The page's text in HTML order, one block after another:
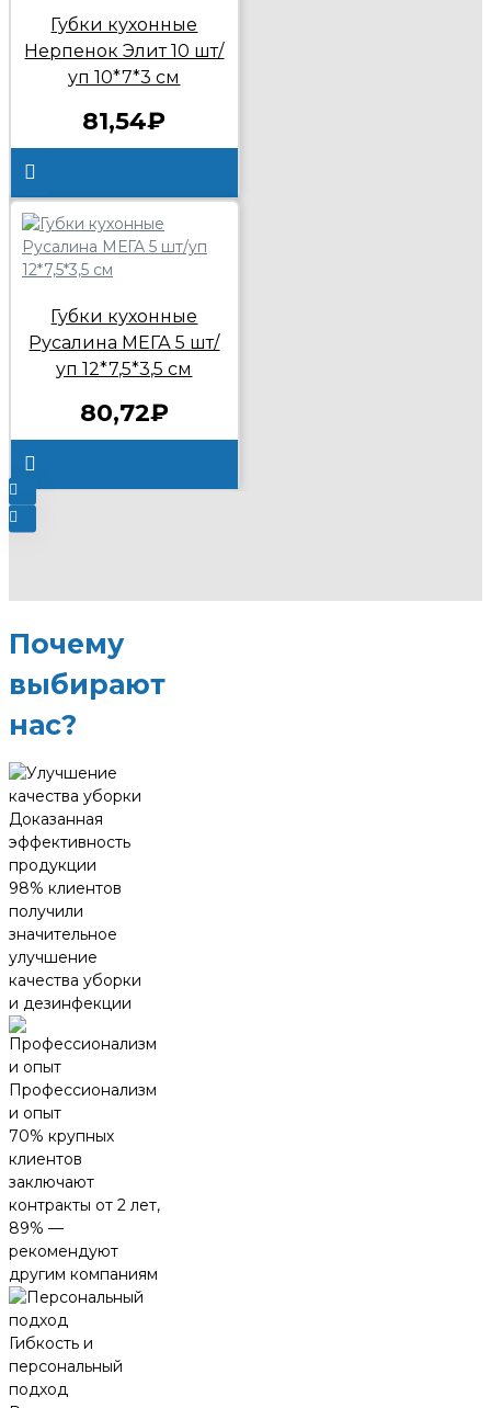
Губки кухонные
Нерпенок Элит 10 шт/
уп 10*7*3 см
81,54₽
Губки кухонные
Русалина МЕГА 5 шт/
уп 12*7,5*3,5 см
80,72₽
Почему
выбирают
нас?
Доказанная
эффективность
продукции
98% клиентов
получили
значительное
улучшение
качества уборки
и дезинфекции
Профессионализм
и опыт
70% крупных
клиентов
заключают
контракты от 2 лет,
89% —
рекомендуют
другим компаниям
Гибкость и
персональный
подход